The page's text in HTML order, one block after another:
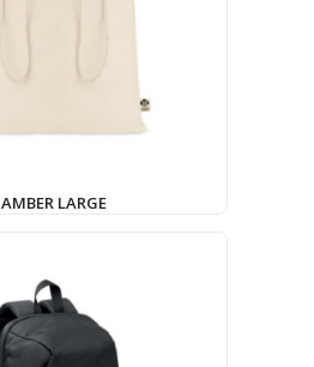
AMBER LARGE